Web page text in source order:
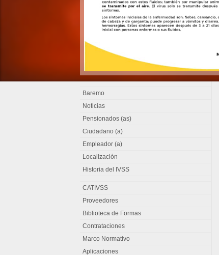
Baremo
Noticias
Pensionados (as)
Ciudadano (a)
Empleador (a)
Localización
Historia del IVSS
CATIVSS
Proveedores
Biblioteca de Formas
Contrataciones
Marco Normativo
Aplicaciones